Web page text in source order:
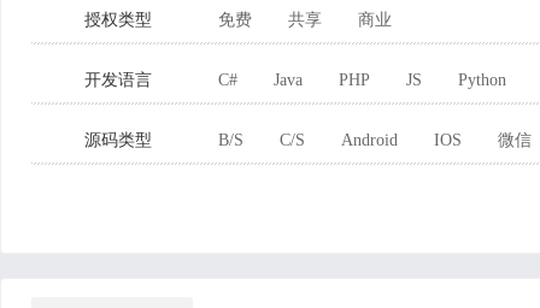
授权类型 免费 共享 商业
开发语言 C# Java PHP JS Python
源码类型 B/S C/S Android IOS 微信